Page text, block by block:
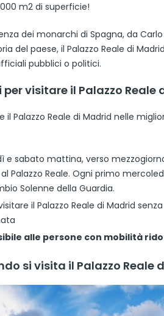
m2 di superficie!
dei monarchi di Spagna, da
del paese, il Palazzo Reale di
pubblici o politici.
visitare il Palazzo Reale
il Palazzo Reale di Madrid nelle
e sabato mattina, verso
Palazzo Reale. Ogni primo
Solenne della Guardia.
il Palazzo Reale di Madrid
alle persone con mobilità
si visita il Palazzo Reale